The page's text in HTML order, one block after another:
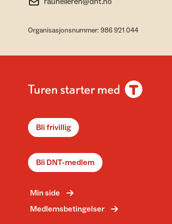
Organisasjonsnummer: 986 921 044
Bli frivillig
Bli DNT-medlem
Min side
Medlemsbetingelser